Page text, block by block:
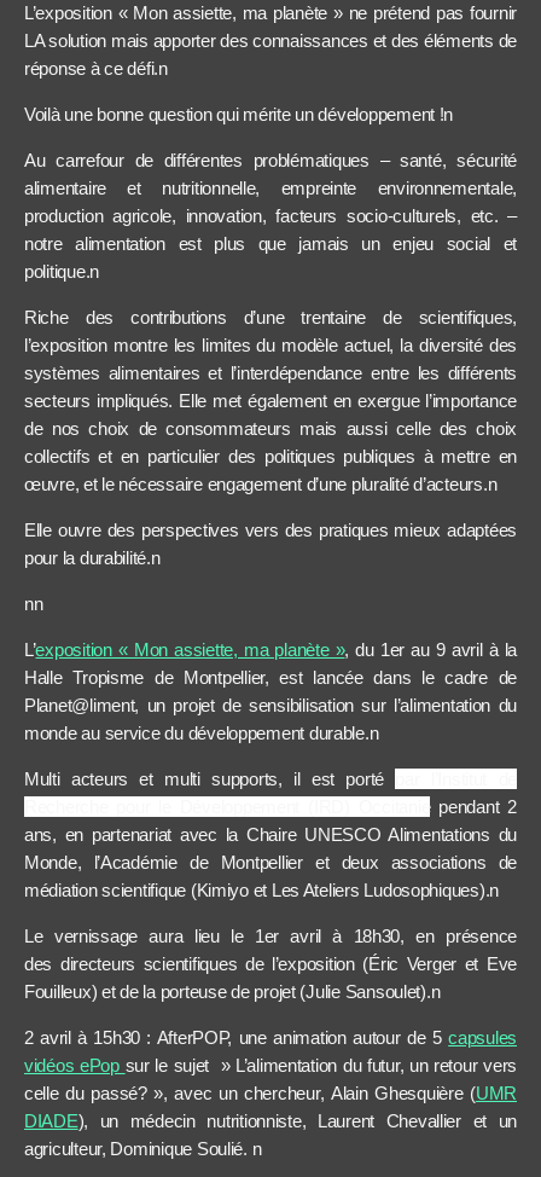
L’exposition « Mon assiette, ma planète » ne prétend pas fournir
LA solution mais apporter des connaissances et des éléments de
réponse à ce défi.n
Voilà une bonne question qui mérite un développement !n
Au carrefour de différentes problématiques – santé, sécurité
alimentaire et nutritionnelle, empreinte environnementale,
production agricole, innovation, facteurs socio-culturels, etc. –
notre alimentation est plus que jamais un enjeu social et
politique.n
Riche des contributions d’une trentaine de scientifiques,
l’exposition montre les limites du modèle actuel, la diversité des
systèmes alimentaires et l’interdépendance entre les différents
secteurs impliqués. Elle met également en exergue l’importance
de nos choix de consommateurs mais aussi celle des choix
collectifs et en particulier des politiques publiques à mettre en
œuvre, et le nécessaire engagement d’une pluralité d’acteurs.n
Elle ouvre des perspectives vers des pratiques mieux adaptées
pour la durabilité.n
nn
L’exposition « Mon assiette, ma planète », du 1er au 9 avril à la
Halle Tropisme de Montpellier, est lancée dans le cadre de
Planet@liment, un projet de sensibilisation sur l’alimentation du
monde au service du développement durable.n
Multi acteurs et multi supports, il est porté
Recherche pour le Développement (IRD) Occitaniependant 2
ans, en partenariat avec la Chaire UNESCO Alimentations du
Monde, l’Académie de Montpellier et deux associations de
médiation scientifique (Kimiyo et Les Ateliers Ludosophiques).n
Le vernissage aura lieu le 1er avril à 18h30, en présence
des directeurs scientifiques de l’exposition (Éric Verger et Eve
Fouilleux) et de la porteuse de projet (Julie Sansoulet).n
2 avril à 15h30 : AfterPOP, une animation autour de 5capsules
vidéos ePop sur le sujet » L’alimentation du futur, un retour vers
celle du passé? », avec un chercheur, Alain Ghesquière (UMR
DIADE), un médecin nutritionniste, Laurent Chevallier et un
agriculteur, Dominique Soulié. n